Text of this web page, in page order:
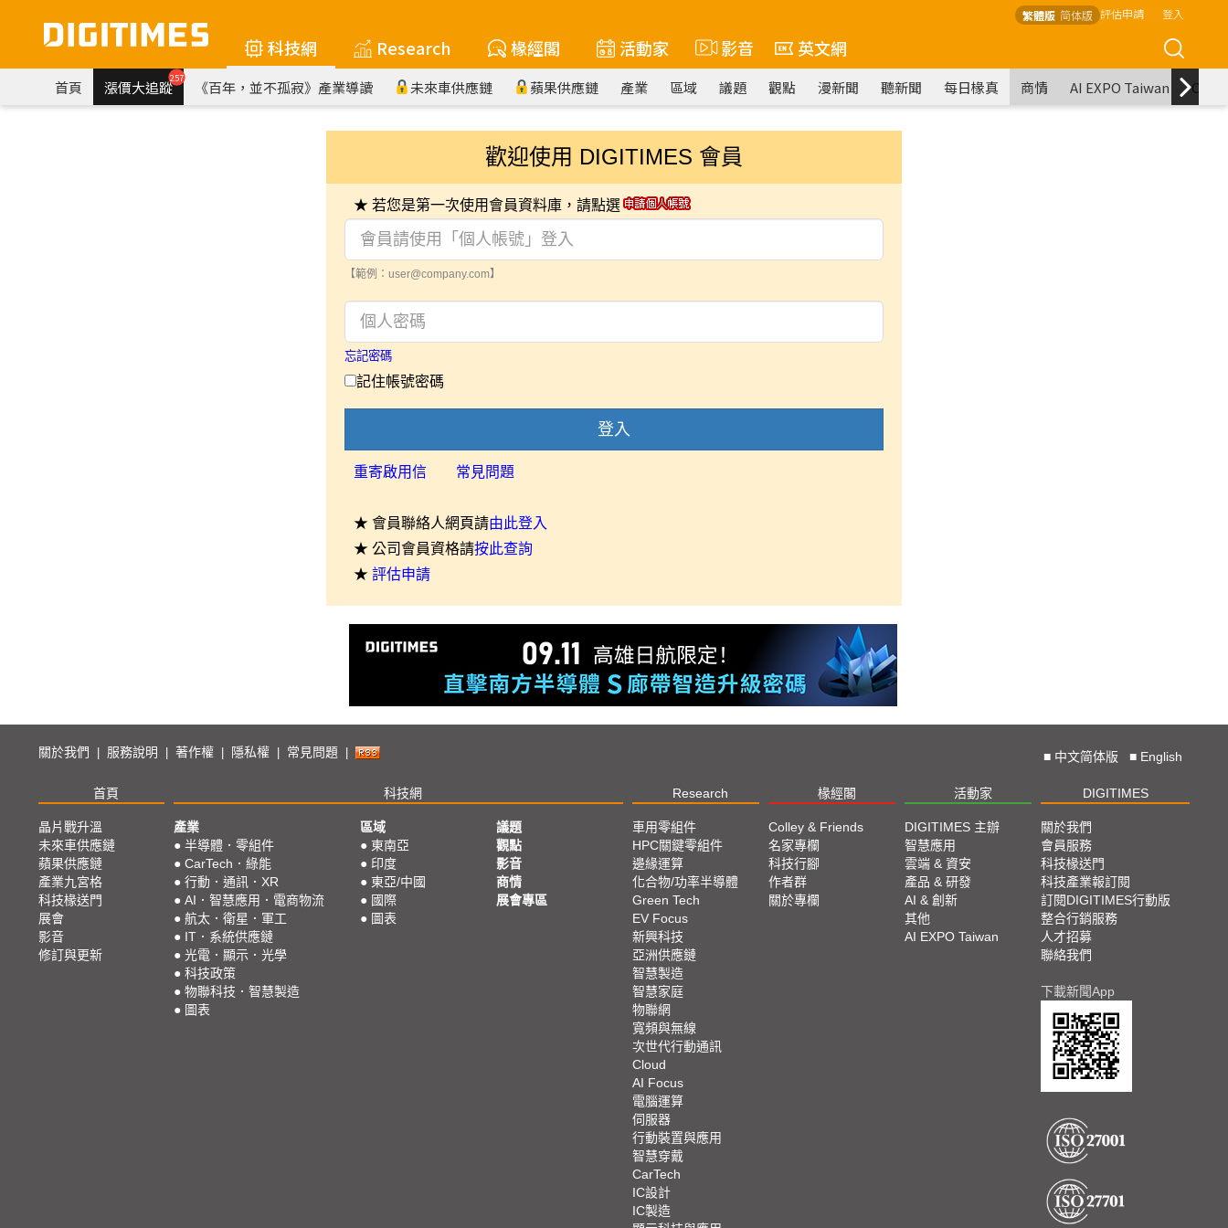
繁體版 简体版 評估申請 登入
科技網 Research 椽經閣 活動家 影音 英文網
首頁 漲價大追蹤257 《百年，並不孤寂》產業導讀 未來車供應鏈 蘋果供應鏈 產業 區域 議題 觀點 漫新聞 聽新聞 每日椽真 商情 AI EXPO Taiwan
歡迎使用 DIGITIMES 會員
★ 若您是第一次使用會員資料庫，請點選
【範例：user@company.com】
忘記密碼
記住帳號密碼
登入
重寄啟用信 常見問題
★ 會員聯絡人網頁請由此登入
★ 公司會員資格請按此查詢
★ 評估申請
關於我們 服務說明 著作權 隱私權 常見問題 ■ 中文简体版 ■ English
首頁 科技網 Research 椽經閣 活動家 DIGITIMES
晶片戰升溫
未來車供應鏈
蘋果供應鏈
產業九宮格
科技椽送門
展會
影音
修訂與更新
產業
● 半導體．零組件
● CarTech．綠能
● 行動．通訊．XR
● AI．智慧應用．電商物流
● 航太．衛星．軍工
● IT．系統供應鏈
● 光電．顯示．光學
● 科技政策
● 物聯科技．智慧製造
● 圖表
區域
● 東南亞
● 印度
● 東亞/中國
● 國際
● 圖表
議題
觀點
影音
商情
展會專區
車用零組件
HPC關鍵零組件
邊緣運算
化合物/功率半導體
Green Tech
EV Focus
新興科技
亞洲供應鏈
智慧製造
智慧家庭
物聯網
寬頻與無線
次世代行動通訊
Cloud
AI Focus
電腦運算
伺服器
行動裝置與應用
智慧穿戴
CarTech
IC設計
IC製造
Colley & Friends
名家專欄
科技行腳
作者群
關於專欄
DIGITIMES 主辦
智慧應用
雲端 & 資安
產品 & 研發
AI & 創新
其他
AI EXPO Taiwan
關於我們
會員服務
科技椽送門
科技產業報訂閱
訂閱DIGITIMES行動版
整合行銷服務
人才招募
聯絡我們
下載新聞App